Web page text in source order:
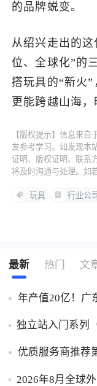
的品牌蜕变。
从绍兴走出的
位、全球化”的
搭玩具的“新火”
更能跨越山海，
【版权提示】信息来
友参考学习。如发现本
证明、版权证明、联系
将及时沟通与处理。如
玩具 行业公司
最新 热门 文
年产值20亿！广
独立站入门系列
优质服务商推荐
2026年8月全球